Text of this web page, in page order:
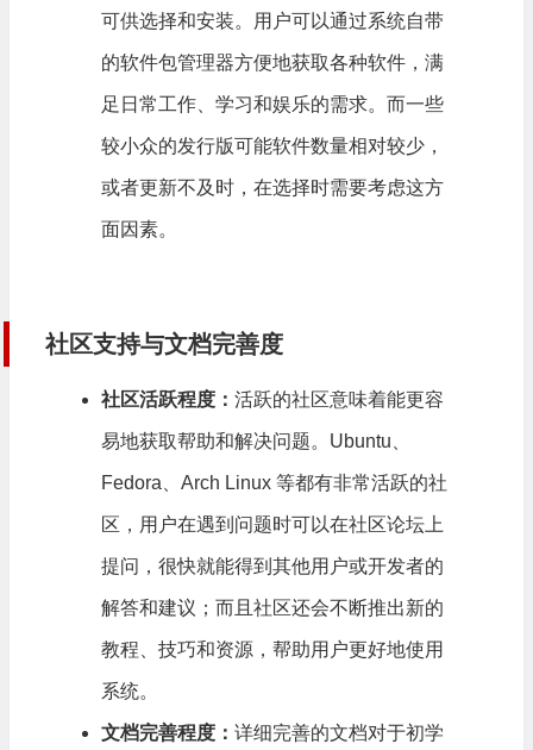
可供选择和安装。用户可以通过系统自带
的软件包管理器方便地获取各种软件，满
足日常工作、学习和娱乐的需求。而一些
较小众的发行版可能软件数量相对较少，
或者更新不及时，在选择时需要考虑这方
面因素。
社区支持与文档完善度
社区活跃程度： 活跃的社区意味着能更容
易地获取帮助和解决问题。Ubuntu、
Fedora、Arch Linux 等都有非常活跃的社
区，用户在遇到问题时可以在社区论坛上
提问，很快就能得到其他用户或开发者的
解答和建议；而且社区还会不断推出新的
教程、技巧和资源，帮助用户更好地使用
系统。
文档完善程度： 详细完善的文档对于初学